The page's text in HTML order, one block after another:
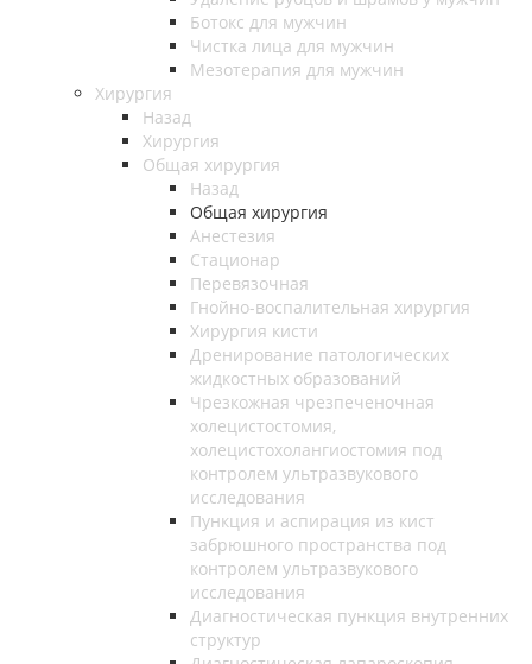
Ботокс для мужчин
Чистка лица для мужчин
Мезотерапия для мужчин
Хирургия
Назад
Хирургия
Общая хирургия
Назад
Общая хирургия
Анестезия
Стационар
Перевязочная
Гнойно-воспалительная хирургия
Хирургия кисти
Дренирование патологических
жидкостных образований
Чрезкожная чрезпеченочная
холецистостомия,
холецистохолангиостомия под
контролем ультразвукового
исследования
Пункция и аспирация из кист
забрюшного пространства под
контролем ультразвукового
исследования
Диагностическая пункция внутренних
структур